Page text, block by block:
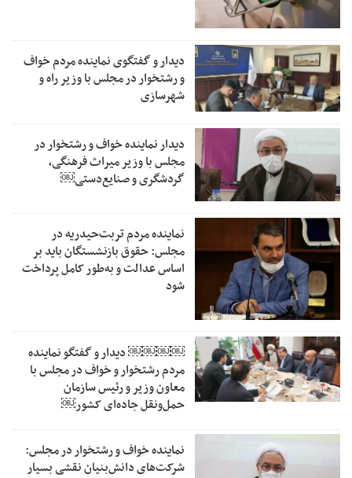
دیدار و گفتگوی نماینده مردم خواف
و رشتخوار در مجلس با وزیر راه و
شهرسازی
دیدار نماینده خواف و رشتخوار در
مجلس با وزیر میراث فرهنگی،
گردشگری و صنایع‌دستی￼
نماینده مردم تربت‌حیدریه در
مجلس: حقوق بازنشستگان باید بر
اساس عدالت و به‌طور کامل پرداخت
شود
￼￼￼￼‏ دیدار و گفتگو نماینده
مردم رشتخوار و خواف در مجلس با
معاون وزیر و رئیس سازمان
حمل‌ونقل جاده‌ای کشور￼
نماینده خواف و رشتخوار در مجلس:
شرکت‌های دانش‌بنیان نقشی بسیار